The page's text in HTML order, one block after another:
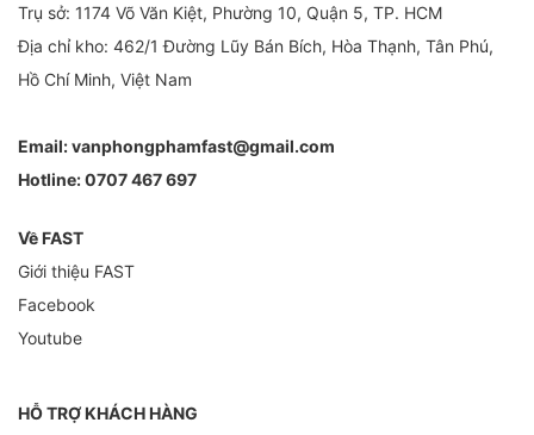
Trụ sở: 1174 Võ Văn Kiệt, Phường 10, Quận 5, TP. HCM
Địa chỉ kho: 462/1 Đường Lũy Bán Bích, Hòa Thạnh, Tân Phú,
Hồ Chí Minh, Việt Nam
Email:vanphongphamfast@gmail.com
Hotline:0707 467 697
Về FAST
Giới thiệu FAST
Facebook
Youtube
HỖ TRỢ KHÁCH HÀNG